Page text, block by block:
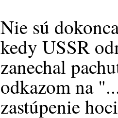
Nie sú
kedy USSR
zanechal
odkazom na
zastúpenie